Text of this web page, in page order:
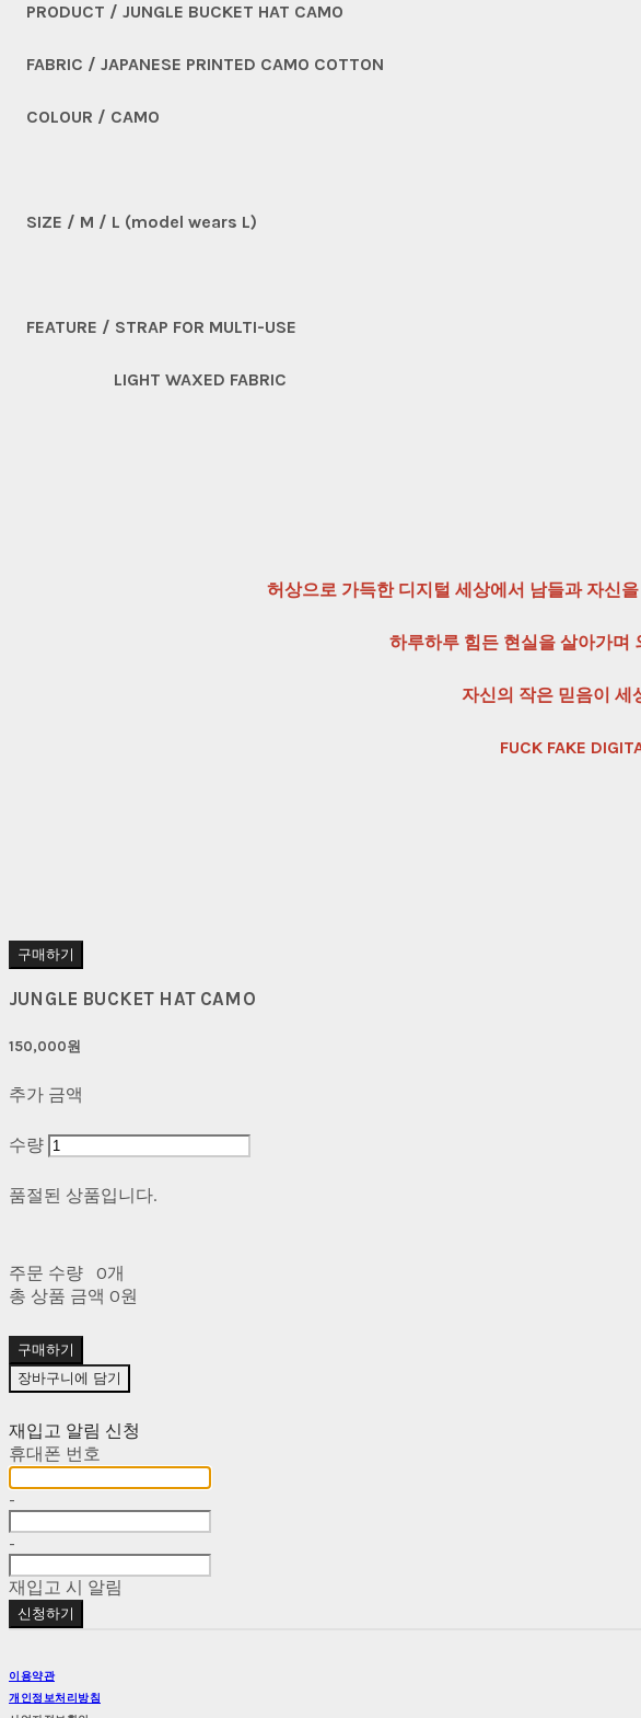
PRODUCT / JUNGLE BUCKET HAT CAMO
FABRIC / JAPANESE PRINTED CAMO COTTON
COLOUR / CAMO
SIZE / M / L (model wears L)
FEATURE / STRAP FOR MULTI-USE
LIGHT WAXED FABRIC
허상으로 가득한 디지털 세상에서 남들과 자신
하루하루 힘든 현실을 살아가며
자신의 작은 믿음이 세
FUCK FAKE
구매하기
JUNGLE BUCKET HAT CAMO
150,000원
추가 금액
수량
품절된 상품입니다.
주문 수량
0개
총 상품 금액 0원
구매하기
장바구니에 담기
재입고 알림 신청
휴대폰 번호
-
-
재입고 시 알림
신청하기
이용약관
개인정보처리방침